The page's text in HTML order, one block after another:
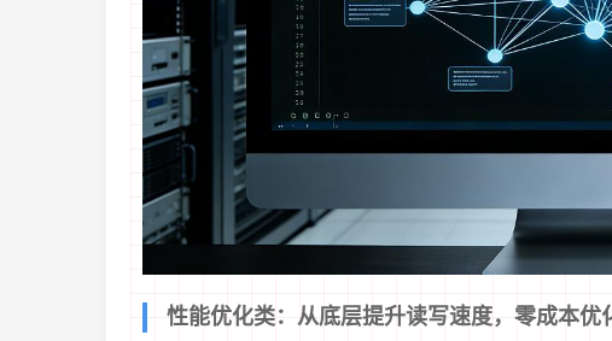
性能优化类：从底层提升读写速度，零成本优